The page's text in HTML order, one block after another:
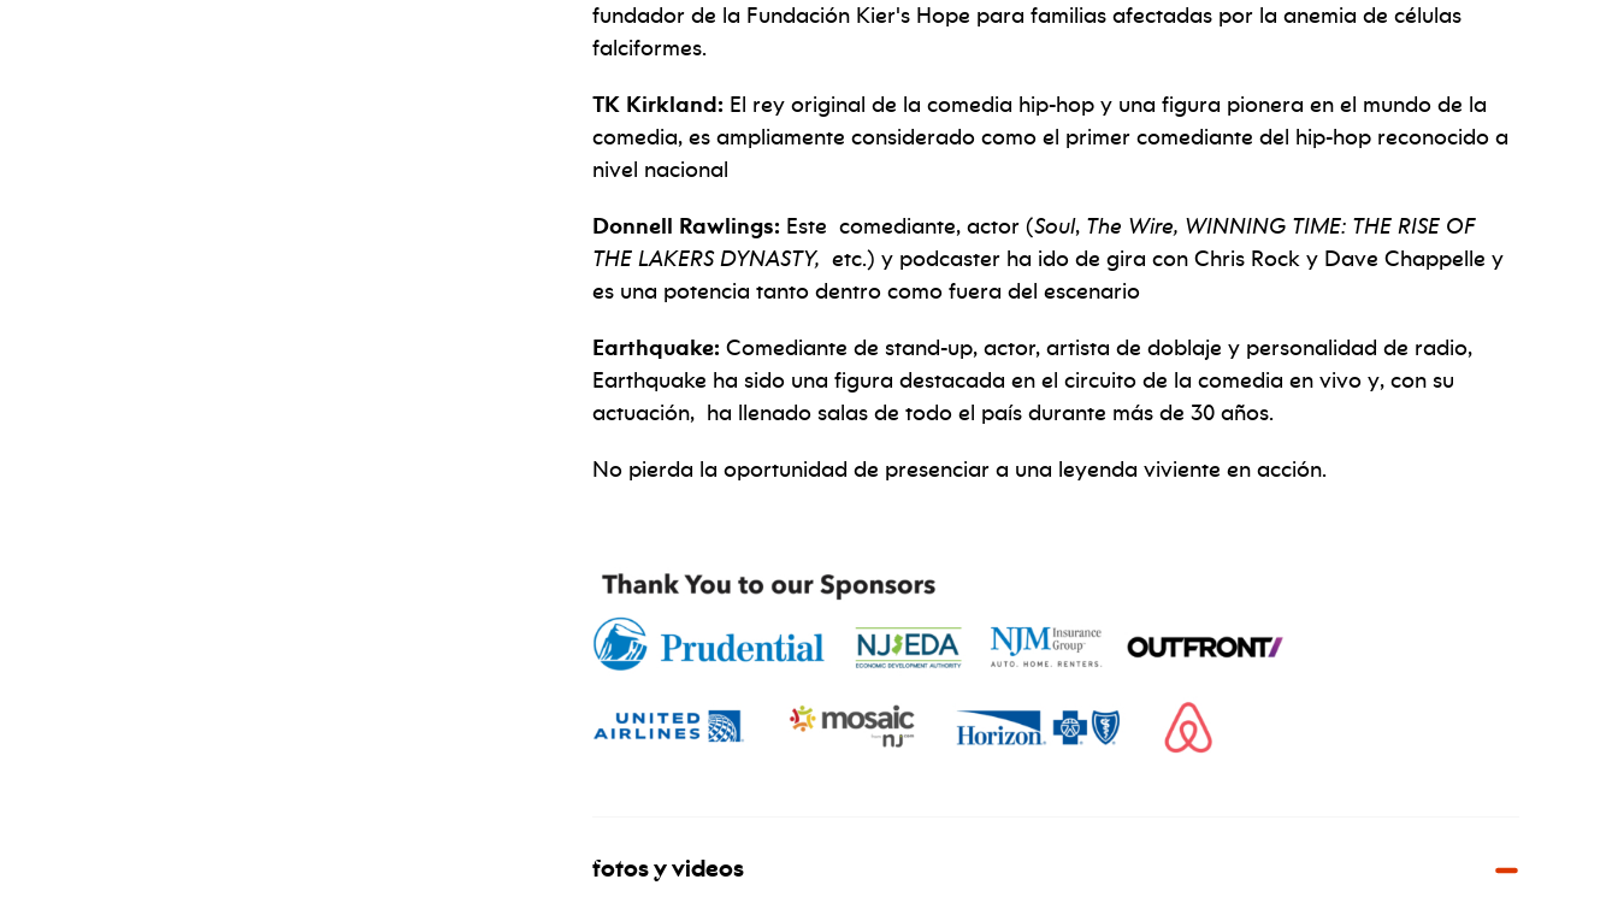
fundador de la Fundación Kier's Hope para familias afectadas por la anemia de células
falciformes.
TK Kirkland: El rey original de la comedia hip-hop y una figura pionera en el mundo de la
comedia, es ampliamente considerado como el primer comediante del hip-hop reconocido a
nivel nacional
Donnell Rawlings: Este comediante, actor (Soul, The Wire, WINNING TIME: THE RISE OF
THE LAKERS DYNASTY, etc.) y podcaster ha ido de gira con Chris Rock y Dave Chappelle y
es una potencia tanto dentro como fuera del escenario
Earthquake: Comediante de stand-up, actor, artista de doblaje y personalidad de radio,
Earthquake ha sido una figura destacada en el circuito de la comedia en vivo y, con su
actuación, ha llenado salas de todo el país durante más de 30 años.
No pierda la oportunidad de presenciar a una leyenda viviente en acción.
fotos y videos